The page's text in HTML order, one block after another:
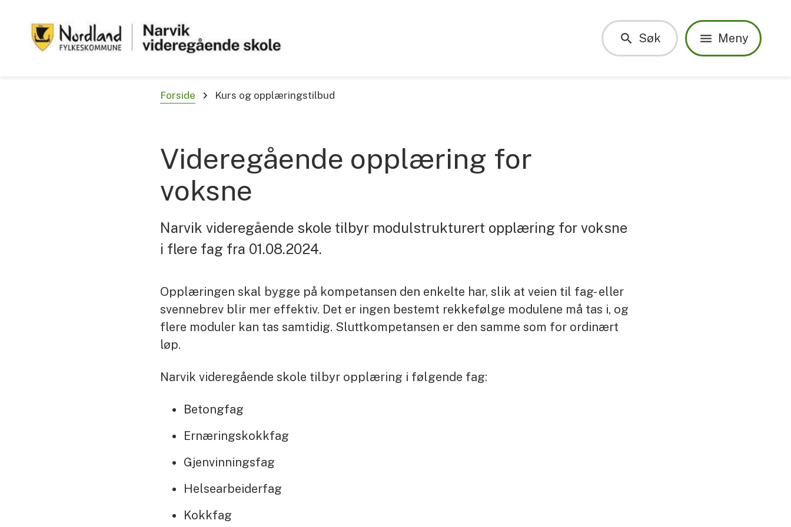
Søk Meny
Du er her:
Forside Kurs og opplæringstilbud
Videregående opplæring for
voksne
Narvik videregående skole tilbyr modulstrukturert opplæring for voksne
i flere fag fra 01.08.2024.
Opplæringen skal bygge på kompetansen den enkelte har, slik at veien til fag- eller
svennebrev blir mer effektiv. Det er ingen bestemt rekkefølge modulene må tas i, og
flere moduler kan tas samtidig. Sluttkompetansen er den samme som for ordinært
løp.
Narvik videregående skole tilbyr opplæring i følgende fag:
Betongfag
Ernæringskokkfag
Gjenvinningsfag
Helsearbeiderfag
Kokkfag